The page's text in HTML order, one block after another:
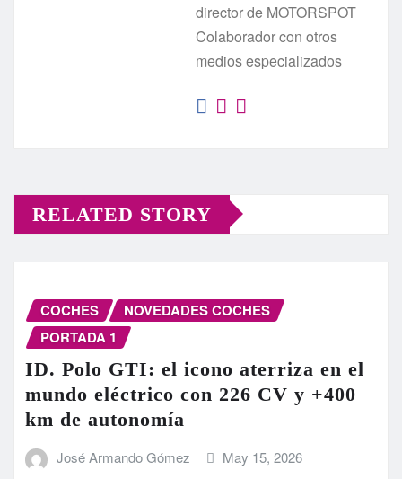
director de MOTORSPOT
Colaborador con otros
medios especializados
RELATED STORY
COCHES
NOVEDADES COCHES
PORTADA 1
ID. Polo GTI: el icono aterriza en el
mundo eléctrico con 226 CV y +400
km de autonomía
José Armando Gómez May 15, 2026